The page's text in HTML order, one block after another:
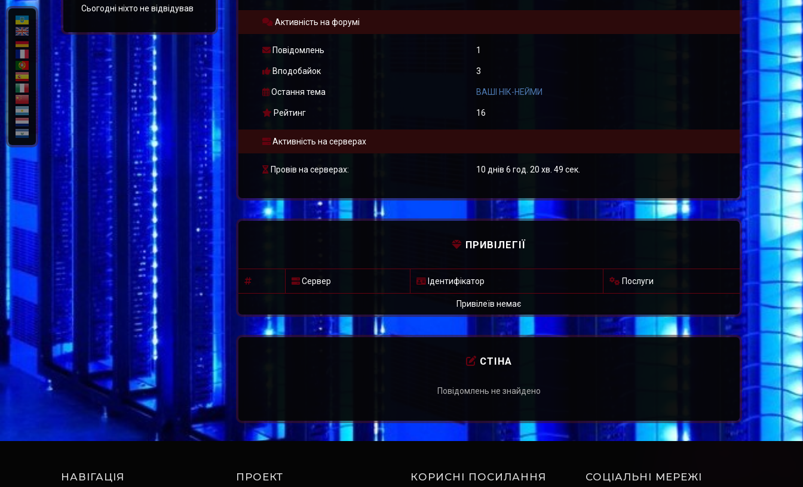
Сьогодні ніхто не відвідував
Активність на форумі
Повідомлень 1
Вподобайок 3
Остання тема ВАШІ НІК-НЕЙМИ
Рейтинг 16
Активність на серверах
Провів на серверах: 10 днів 6 год. 20 хв. 49 сек.
ПРИВІЛЕГІЇ
Сервер Ідентифікатор Послуги
Привілеїв немає
СТІНА
Повідомлень не знайдено
НАВІГАЦІЯ ПРОЕКТ КОРИСНІ ПОСИЛАННЯ СОЦІАЛЬНІ МЕРЕЖІ